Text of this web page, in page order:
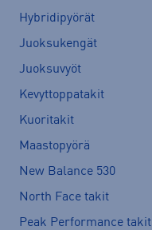
Hybridipyörät
Juoksukengät
Juoksuvyöt
Kevyttoppatakit
Kuoritakit
Maastopyörä
New Balance 530
North Face takit
Peak Performance takit